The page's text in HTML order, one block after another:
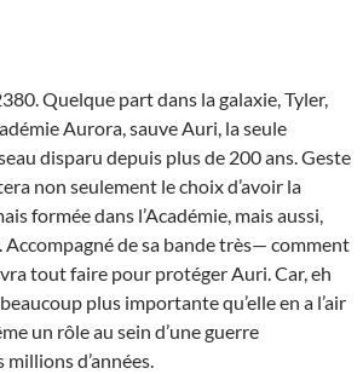
Quelque part dans la galaxie, Tyler,
Aurora, sauve Auri, la seule
disparu depuis plus de 200 ans. Geste
non seulement le choix d’avoir la
formée dans l’Académie, mais aussi,
Accompagné de sa bande très— comment
tout faire pour protéger Auri. Car, eh
plus importante qu’elle en a l’air
un rôle au sein d’une guerre
millions d’années.